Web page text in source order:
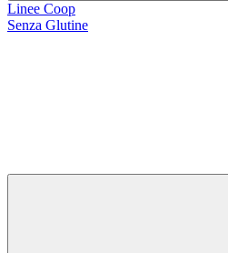
Linee Coop
Senza Glutine